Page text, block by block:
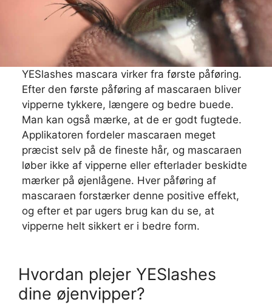
YESlashes mascara virker fra første påføring.
Efter den første påføring af mascaraen bliver
vipperne tykkere, længere og bedre buede.
Man kan også mærke, at de er godt fugtede.
Applikatoren fordeler mascaraen meget
præcist selv på de fineste hår, og mascaraen
løber ikke af vipperne eller efterlader beskidte
mærker på øjenlågene. Hver påføring af
mascaraen forstærker denne positive effekt,
og efter et par ugers brug kan du se, at
vipperne helt sikkert er i bedre form.
Hvordan plejer YESlashes
dine øjenvipper?